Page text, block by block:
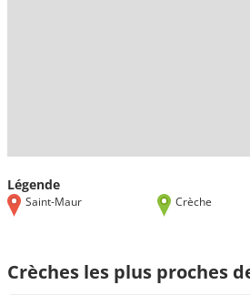
Légende
Saint-Maur Crèche
Crèches les plus proches